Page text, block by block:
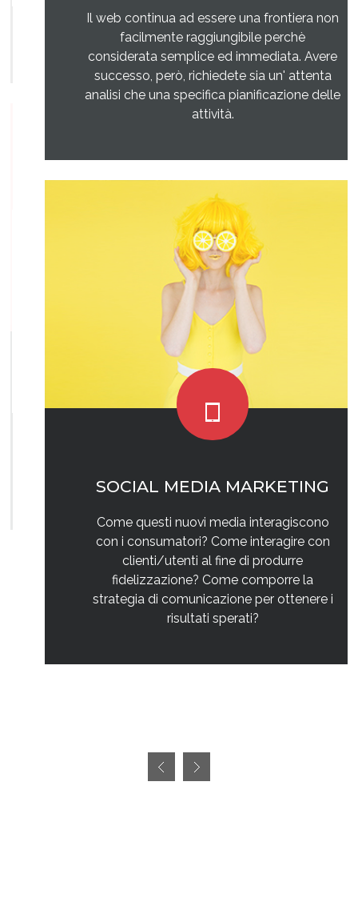
Il web continua ad essere una frontiera non
facilmente raggiungibile perchè
considerata semplice ed immediata. Avere
successo, però, richiedete sia un' attenta
analisi che una specifica pianificazione delle
attività.
SOCIAL MEDIA MARKETING
Come questi nuovi media interagiscono
con i consumatori? Come interagire con
clienti/utenti al fine di produrre
fidelizzazione? Come comporre la
strategia di comunicazione per ottenere i
risultati sperati?